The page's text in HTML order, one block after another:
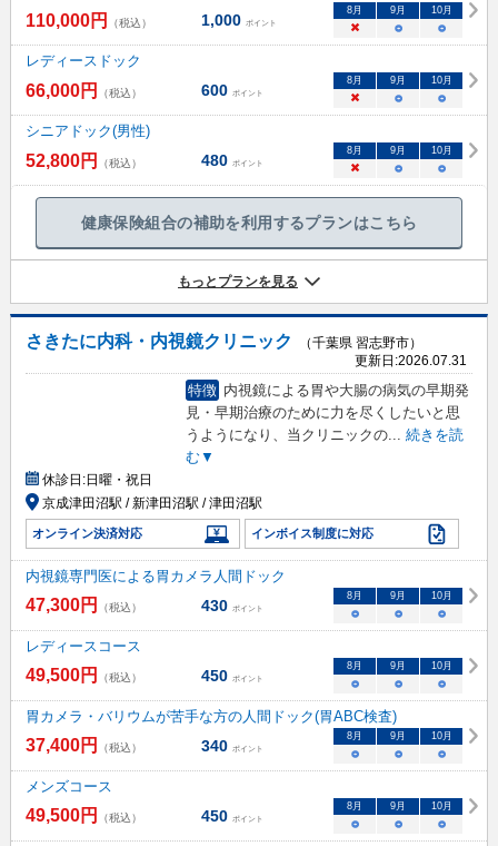
110,000円 （税込） 1,000 ポイント
8月 9月 10月
× ○ ○
レディースドック
66,000円 （税込） 600 ポイント
8月 9月 10月
× ○ ○
シニアドック(男性)
52,800円 （税込） 480 ポイント
8月 9月 10月
× ○ ○
健康保険組合の補助を利用するプランはこちら
もっとプランを見る
さきたに内科・内視鏡クリニック
（千葉県 習志野市）
更新日:2026.07.31
特徴 内視鏡による胃や大腸の病気の早期発
見・早期治療のために力を尽くしたいと思
うようになり、当クリニックの...
続きを読
む▼
休診日:日曜・祝日
京成津田沼駅 / 新津田沼駅 / 津田沼駅
オンライン決済対応 インボイス制度に対応
内視鏡専門医による胃カメラ人間ドック
47,300円 （税込） 430 ポイント
8 月 9 月 10月
○ ○ ○
レディースコース
49,500円 （税込） 450 ポイント
8 月 9 月 10月
○ ○ ○
胃カメラ・バリウムが苦手な方の人間ドック(胃ABC検査)
37,400円 （税込） 340 ポイント
8 月 9 月 10月
○ ○ ○
メンズコース
49,500円 （税込） 450 ポイント
8 月 9 月 10月
○ ○ ○